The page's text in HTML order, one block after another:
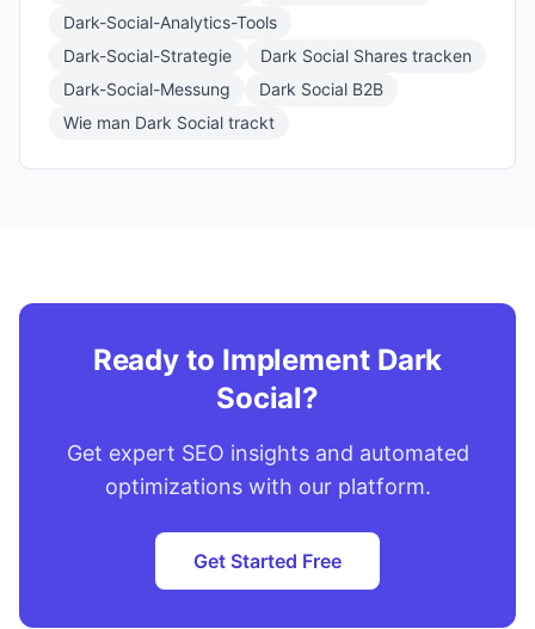
Dark-Social-Analytics-Tools
Dark-Social-Strategie
Dark Social Shares tracken
Dark-Social-Messung
Dark Social B2B
Wie man Dark Social trackt
Ready to Implement Dark
Social?
Get expert SEO insights and automated
optimizations with our platform.
Get Started Free